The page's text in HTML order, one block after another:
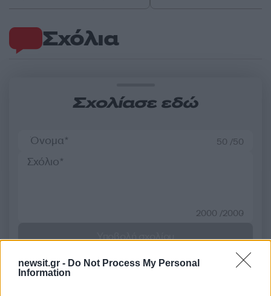
newsit.gr - Do Not Process My Personal
Information
Σχόλια
Σχολίασε εδώ
50 /50
2000 /2000
Υποβολή σχολίου
Όροι Χρήσης. Το site προστατεύεται από reCAPTCHA, ισχύουν
Πολιτική Απορρήτου